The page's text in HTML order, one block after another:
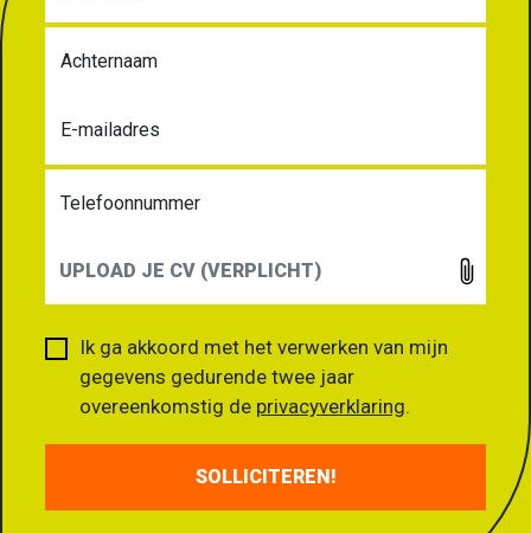
Achternaam
E-mailadres
Telefoonnummer
UPLOAD JE CV (VERPLICHT)
Ik ga akkoord met het verwerken van mijn
gegevens gedurende twee jaar
overeenkomstig de privacyverklaring.
SOLLICITEREN!